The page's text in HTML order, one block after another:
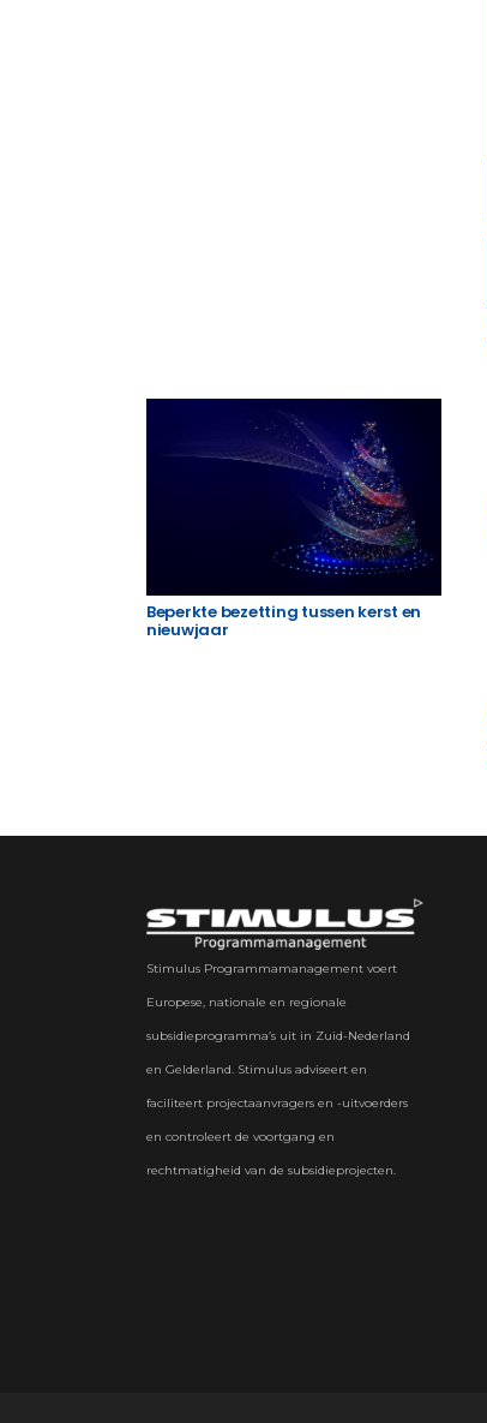
Beperkte bezetting tussen kerst en
nieuwjaar
Stimulus Programmamanagement voert
Europese, nationale en regionale
subsidieprogramma’s uit in Zuid-Nederland
en Gelderland. Stimulus adviseert en
faciliteert projectaanvragers en -uitvoerders
en controleert de voortgang en
rechtmatigheid van de subsidieprojecten.